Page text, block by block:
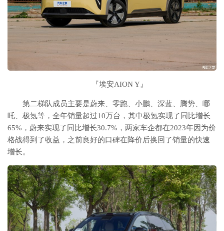
『埃安AION Y』
第二梯队成员主要是蔚来、零跑、小鹏、深蓝、腾势、哪
吒、极氪等，全年销量超过10万台，其中极氪实现了同比增长
65%，蔚来实现了同比增长30.7%，两家车企都在2023年因为价
格战得到了收益，之前良好的口碑在降价后换回了销量的快速
增长。